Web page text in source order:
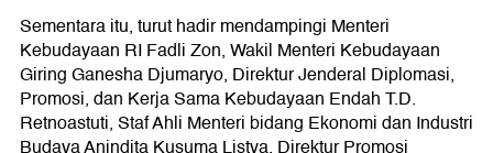
Sementara itu, turut hadir mendampingi Menteri
Kebudayaan RI Fadli Zon, Wakil Menteri Kebudayaan
Giring Ganesha Djumaryo, Direktur Jenderal Diplomasi,
Promosi, dan Kerja Sama Kebudayaan Endah T.D.
Retnoastuti, Staf Ahli Menteri bidang Ekonomi dan Industri
Budaya Anindita Kusuma Listya, Direktur Promosi